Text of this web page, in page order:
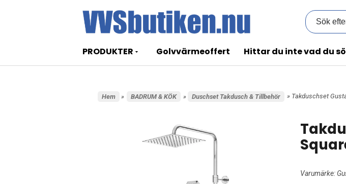
PRODUKTER Golvvärmeoffert Hittar du inte vad du
Hem » BADRUM & KÖK » Duschset Takdusch & Tillbehör » Takduschset
Varumärke: